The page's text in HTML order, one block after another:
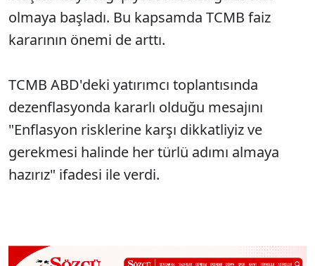
olmaya başladı. Bu kapsamda TCMB faiz
kararının önemi de arttı.
TCMB ABD'deki yatırımcı toplantısında
dezenflasyonda kararlı olduğu mesajını
"Enflasyon risklerine karşı dikkatliyiz ve
gerekmesi halinde her türlü adımı almaya
hazırız" ifadesi ile verdi.